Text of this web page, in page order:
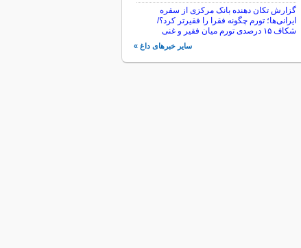
گزارش تکان‌ دهنده بانک مرکزی از سفره
ایرانی‌ها؛ تورم چگونه فقرا را فقیرتر کرد؟/
شکاف ۱۵ درصدی تورم میان فقیر و غنی
سایر خبرهای داغ »